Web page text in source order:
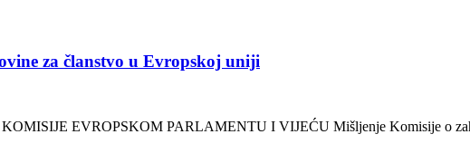
za članstvo u Evropskoj uniji
EVROPSKOM PARLAMENTU I VIJEĆU Mišljenje Komisije o